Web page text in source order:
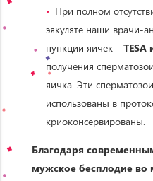
При полном
эякуляте наши врачи-
пункции яичек – TESA
получения
яичка. Эти
использованы в
криоконсервированы.
Благодаря
мужское бесплодие во